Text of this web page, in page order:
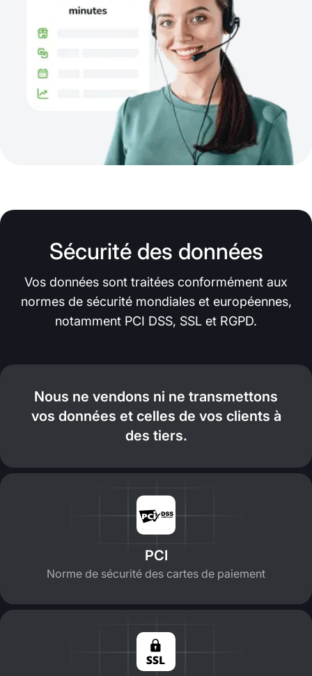
Sécurité des données
Vos données sont traitées conformément aux
normes de sécurité mondiales et européennes,
notamment PCI DSS, SSL et RGPD.
Nous ne vendons ni ne transmettons
vos données et celles de vos clients à
des tiers.
PCI
Norme de sécurité des cartes de paiement